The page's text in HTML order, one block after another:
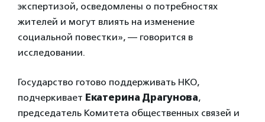
экспертизой, осведомлены о потребностях
жителей и могут влиять на изменение
социальной повестки», — говорится в
исследовании.
Государство готово поддерживать НКО,
подчеркивает Екатерина Драгунова,
председатель Комитета общественных связей и